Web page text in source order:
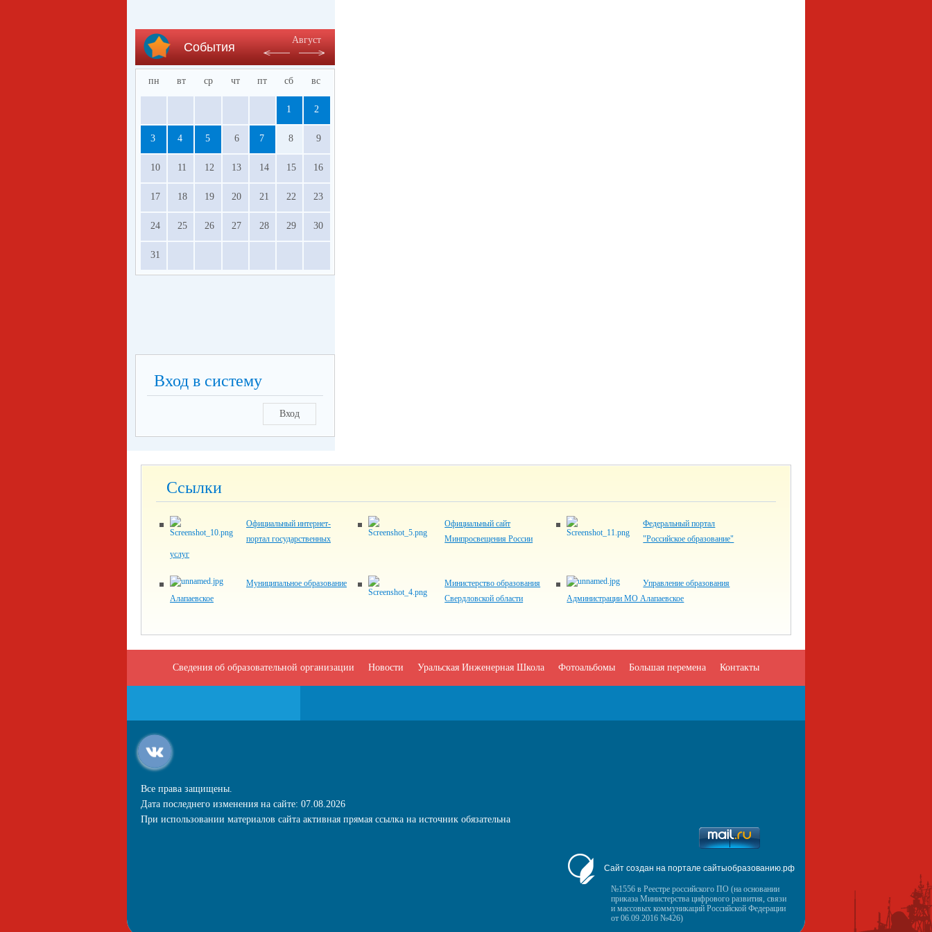
События
Август
пн вт ср чт пт сб вс
1 2
3 4 5 6 7 8 9
10 11 12 13 14 15 16
17 18 19 20 21 22 23
24 25 26 27 28 29 30
31
Вход в систему
Вход
Ссылки
Официальный интернет-
портал государственных
услуг
Официальный сайт
Минпросвещения России
Федеральный портал
"Российское образование"
Муниципальное образование
Алапаевское
Министерство образования
Свердловской области
Управление образования
Администрации МО Алапаевское
Сведения об образовательной организации Новости Уральская Инженерная Школа Фотоальбомы Большая перемена Контакты
Все права защищены.
Дата последнего изменения на сайте: 07.08.2026
При использовании материалов сайта активная прямая ссылка на источник обязательна
Сайт создан на портале сайтыобразованию.рф
№1556 в Реестре российского ПО (на основании
приказа Министерства цифрового развития, связи
и массовых коммуникаций Российской Федерации
от 06.09.2016 №426)